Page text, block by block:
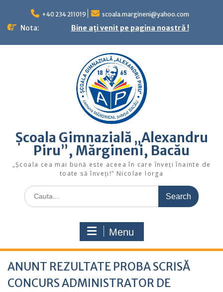
content
+40 234 211019 scoala.margineni@yahoo.com
Nota: Bine ați venit pe pagina noastră !
Școala Gimnazială „Alexandru
Piru”, Mărgineni, Bacău
„Şcoala cea mai bună este aceea în care înveţi înainte de
toate să înveţi!” Nicolae Iorga
Search
for:
Menu
ANUNT REZULTATE PROBA SCRISĂ
CONCURS ADMINISTRATOR DE